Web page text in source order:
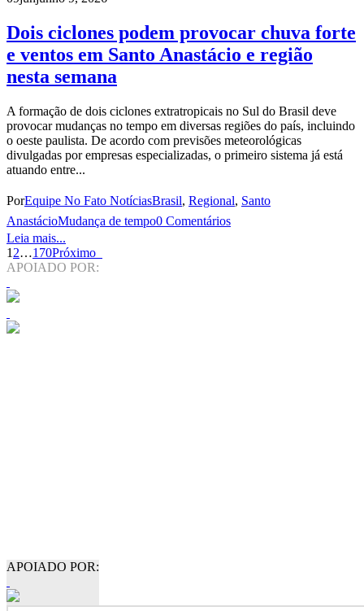
Dois ciclones podem provocar chuva forte
e ventos em Santo Anastácio e região
nesta semana
A formação de dois ciclones extratropicais no Sul do Brasil deve
provocar mudanças no tempo em diversas regiões do país, incluindo
o oeste paulista. De acordo com previsões meteorológicas
divulgadas por empresas especializadas, o primeiro sistema já está
atuando entre...
PorEquipe No Fato NotíciasBrasil, Regional, Santo
AnastácioMudança de tempo0 Comentários
Leia mais...
1 2…170Próximo
APOIADO POR:
APOIADO POR: